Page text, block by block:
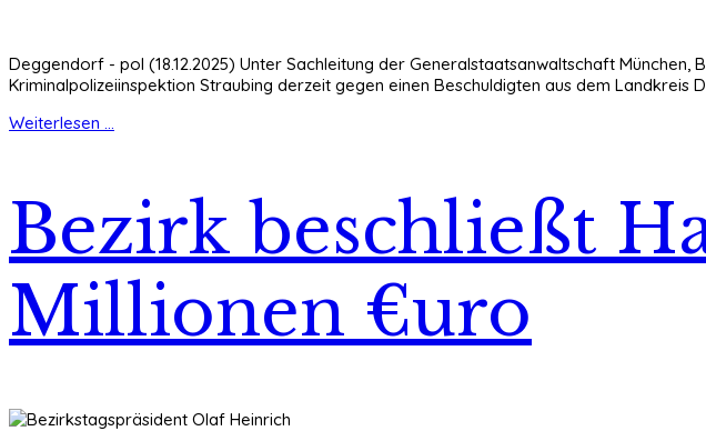
Deggendorf - pol (18.12.2025) Unter Sachleitung der Generalstaatsanwaltschaft
Kriminalpolizeiinspektion Straubing derzeit gegen einen Beschuldigten aus dem
Weiterlesen ...
Bezirk beschließt
Millionen €uro